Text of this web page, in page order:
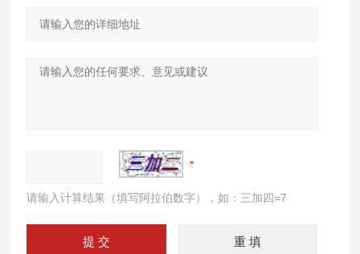
请输入计算结果（填写阿拉伯数字），如：三加四=7